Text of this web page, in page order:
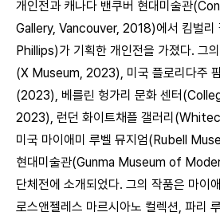
개인전과 캐나다 밴쿠버 현대미술관
Gallery, Vancouver, 2018)에서 킴벌
Phillips)가 기획한 개인전을 가졌다. 그
(X Museum, 2023), 미국 플로리다주
(2023), 베를린 헝가리 문화 센터
2023), 런던 화이트채플 갤러리
미국 마이애미 루벨 뮤지엄(Rubell
현대미술관(Gunma Museum of
단체전에 소개되었다. 그의 작품은 마이
로스앤젤레스 마르시아노 컬렉션, 파리